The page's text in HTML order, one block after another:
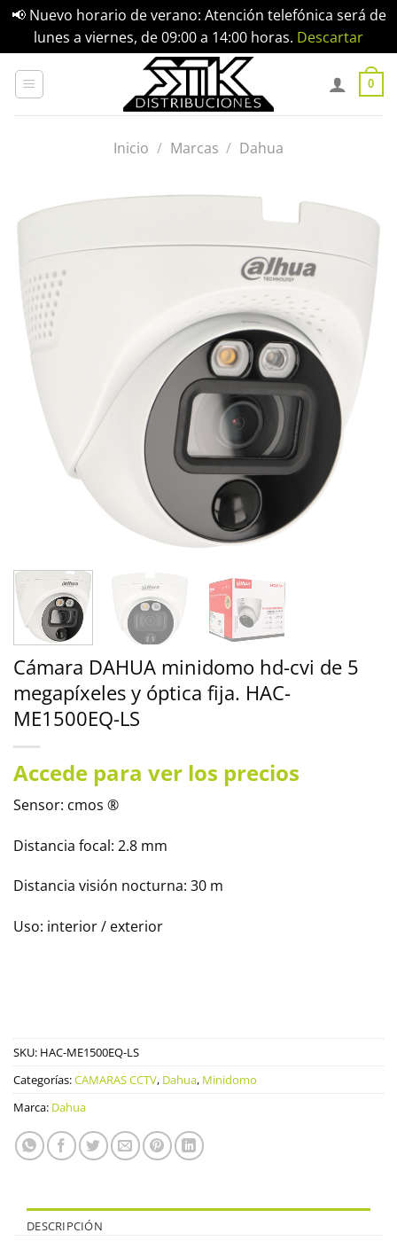
📢 Nuevo horario de verano: Atención telefónica será de
lunes a viernes, de 09:00 a 14:00 horas. Descartar
0
Inicio / Marcas / Dahua
Cámara DAHUA minidomo hd-cvi de 5
megapíxeles y óptica fija. HAC-
ME1500EQ-LS
Accede para ver los precios
Sensor: cmos ®
Distancia focal: 2.8 mm
Distancia visión nocturna: 30 m
Uso: interior / exterior
SKU: HAC-ME1500EQ-LS
Categorías:CAMARAS CCTV, Dahua, Minidomo
Marca: Dahua
DESCRIPCIÓN